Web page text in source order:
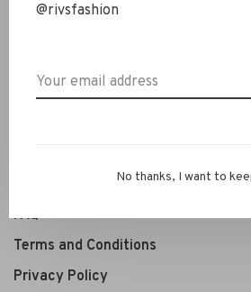
Contact Information
Personal Styling / Private Shopping
FAQ
Terms and Conditions
Privacy Policy
@rivsfashion
No thanks, I want to